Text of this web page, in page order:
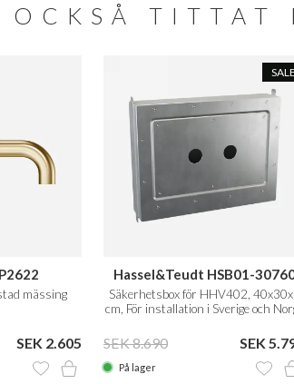
OCKSÅ TITTAT
mässing
SEK 2.605
SALE
Hassel&Teudt HSB01-
Säkerhetsbox för HHV402,
cm, För installation i Sverige och
SEK 8.690 SEK
På lager